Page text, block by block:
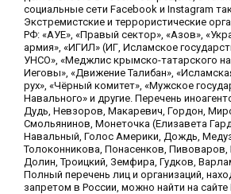
социальные сети Facebook и Instagram
Экстремистские и террористические
РФ: «АУЕ», «Правый сектор», «Азов»,
армия», «ИГИЛ» (ИГ, Исламское
УНСО», «Меджлис крымско-татарского
Иеговы», «Движение Талибан»,
рух», «Чёрный комитет», «Мужское
Навального» и другие. Перечень
Дудь, Невзоров, Макаревич, Гордон,
Смольянинов, Монеточка (Елизавета
Навальный, Голос Америки, Дождь,
Толоконникова, Понасенков, Пивоваров,
Долин, Троицкий, Земфира, Гудков,
Полный перечень лиц и организаций,
запретом в России, можно найти на